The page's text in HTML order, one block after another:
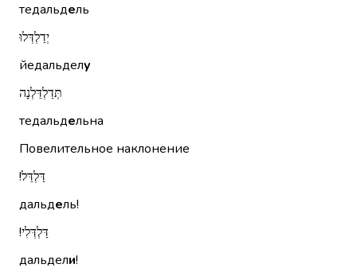
тедальдель
יְדַלְדְּלוּ
йедальделу
תְּדַלְדֵּלְנָה
тедальдельна
Повелительное наклонение
דַּלְדֵּל!‏
дальдель!
דַּלְדְּלִי!‏
дальдели!